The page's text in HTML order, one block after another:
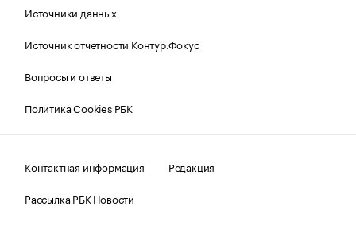
Источники данных
Источник отчетности Контур.Фокус
Вопросы и ответы
Политика Cookies РБК
Контактная информация
Редакция
Рассылка РБК Новости